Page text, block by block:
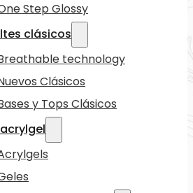
Step Glossy
clásicos
technology
Clásicos
y Tops Clásicos